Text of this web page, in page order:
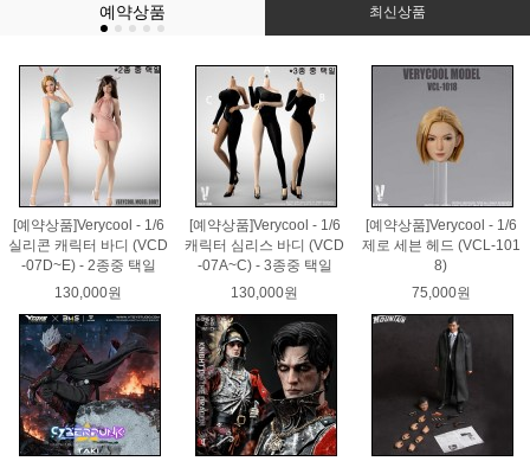
예약상품 최신상품
[예약상품]Verycool - 1/6
실리콘 캐릭터 바디 (VCD
-07D~E) - 2종중 택일
130,000원
[예약상품]Verycool - 1/6
캐릭터 심리스 바디 (VCD
-07A~C) - 3종중 택일
130,000원
[예약상품]Verycool - 1/6
제로 세븐 헤드 (VCL-101
8)
75,000원